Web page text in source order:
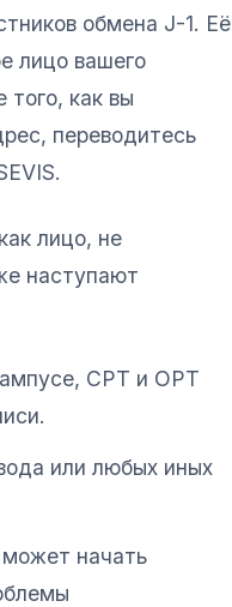
обмена J-1. Её
лицо вашего
того, как вы
переводитесь
лицо, не
наступают
CPT и OPT
или любых иных
начать